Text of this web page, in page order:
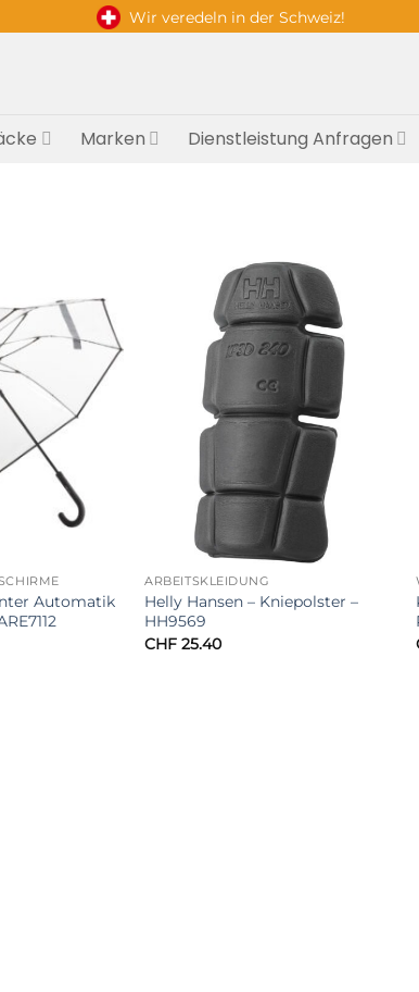
Wir veredeln in der Schweiz!
Marken Dienstleistung Anfragen
Automatik
ARBEITSKLEIDUNG
Helly Hansen – Kniepolster –
HH9569
CHF 25.40